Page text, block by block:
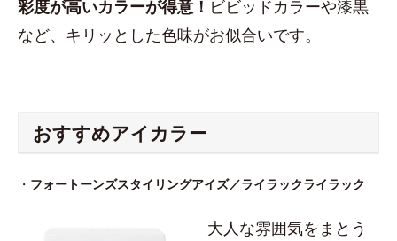
彩度が高いカラーが得意！ ビビッドカラーや漆黒
など、キリッとした色味がお似合いです。
おすすめアイカラー
・ フォートーンズスタイリングアイズ／ライラックライラック
大人な雰囲気をまとう